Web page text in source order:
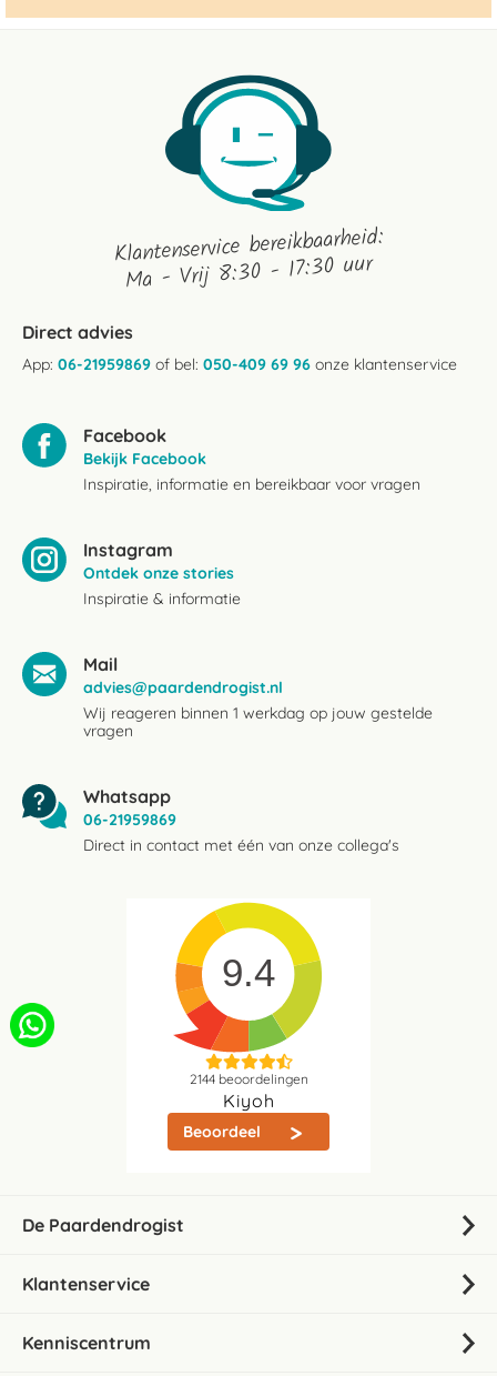
Klantenservice bereikbaarheid:
Ma - Vrij 8:30 - 17:30 uur
Direct advies
App: 06-21959869 of bel: 050-409 69 96 onze klantenservice
Facebook
Bekijk Facebook
Inspiratie, informatie en bereikbaar voor vragen
Instagram
Ontdek onze stories
Inspiratie & informatie
Mail
advies@paardendrogist.nl
Wij reageren binnen 1 werkdag op jouw gestelde
vragen
Whatsapp
06-21959869
Direct in contact met één van onze collega's
9.4
2144beoordelingen
Kiyoh
Beoordeel
De Paardendrogist
Klantenservice
Kenniscentrum